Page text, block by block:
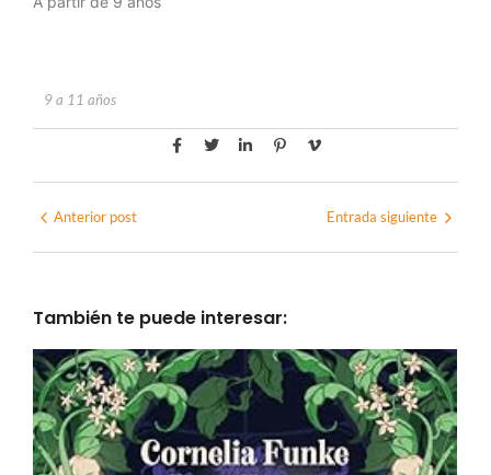
9 a 11 años
Anterior post Entrada siguiente
También te puede interesar: